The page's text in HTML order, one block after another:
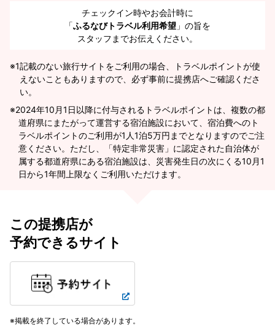
チェックイン時やお会計時に
「ふるなびトラベル利用希望 」の旨を
スタッフまでお伝えください。
※1記載のない旅行サイトをご利用の場合、トラベルポイントが使
えないこともありますので、必ず事前に提携店へご確認くださ
い。
2024年10月1日以降に付与されるトラベルポイントは、複数の都
道府県にまたがって運営する宿泊施設において、宿泊費へのト
ラベルポイントのご利用が1人1泊5万円までとなりますのでご注
意ください。ただし、「特定非常災害」に認定された自治体が
属する都道府県にある宿泊施設は、災害発生日の次にくる10月1
日から1年間上限なくご利用いただけます。
この提携店が
予約できるサイト
掲載を終了している場合があります。